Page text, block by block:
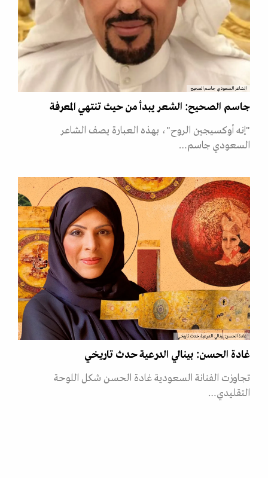
الشاعر السعودي جاسم الصحيح
جاسم الصحيح: الشعر يبدأ من حيث تنتهي المعرفة
"إنه أوكسيجين الروح"، بهذه العبارة يصف الشاعر
السعودي جاسم…
غادة الحسن: بينالي الدرعية حدث تاريخي
غادة الحسن: بينالي الدرعية حدث تاريخي
تجاوزت الفنانة السعودية غادة الحسن شكل اللوحة
التقليدي…